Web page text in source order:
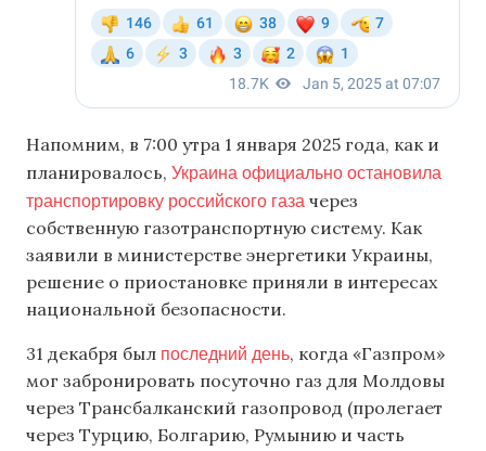
Напомним, в 7:00 утра 1 января 2025 года, как и
планировалось, Украина официально остановила
транспортировку российского газа через
собственную газотранспортную систему. Как
заявили в министерстве энергетики Украины,
решение о приостановке приняли в интересах
национальной безопасности.
31 декабря был последний день, когда «Газпром»
мог забронировать посуточно газ для Молдовы
через Трансбалканский газопровод (пролегает
через Турцию, Болгарию, Румынию и часть